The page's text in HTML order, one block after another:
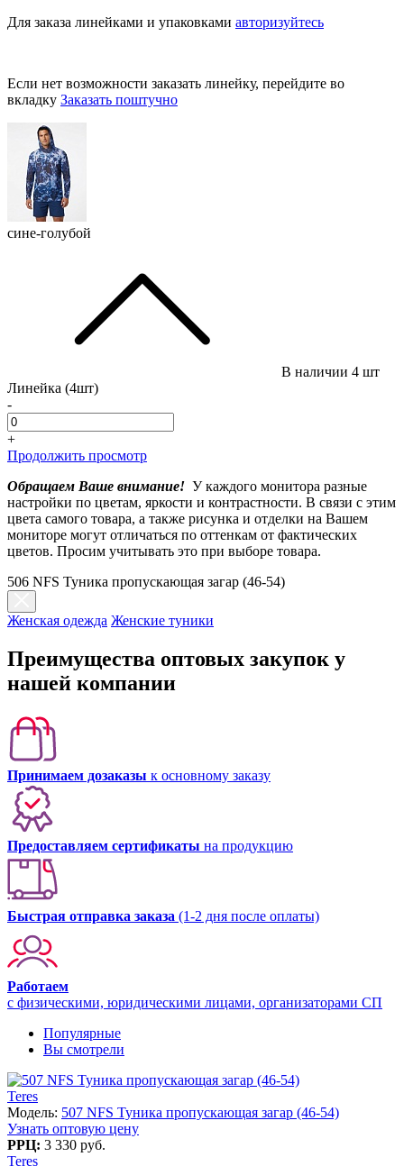
Для заказа линейками и упаковками авторизуйтесь
Если нет возможности заказать линейку, перейдите во
вкладку Заказать поштучно
сине-голубой
В наличии 4 шт
Линейка (4шт)
-
+
Продолжить просмотр
Обращаем Ваше внимание! У каждого монитора разные
настройки по цветам, яркости и контрастности. В связи с этим
цвета самого товара, а также рисунка и отделки на Вашем
мониторе могут отличаться по оттенкам от фактических
цветов. Просим учитывать это при выборе товара.
506 NFS Туника пропускающая загар (46-54)
Женская одежда Женские туники
Преимущества оптовых закупок у
нашей компании
Принимаем дозаказы к основному заказу
Предоставляем сертификаты на продукцию
Быстрая отправка заказа (1-2 дня после оплаты)
Работаем
с физическими, юридическими лицами, организаторами СП
Популярные
Вы смотрели
Teres
Модель: 507 NFS Туника пропускающая загар (46-54)
Узнать оптовую цену
РРЦ: 3 330 руб.
Teres